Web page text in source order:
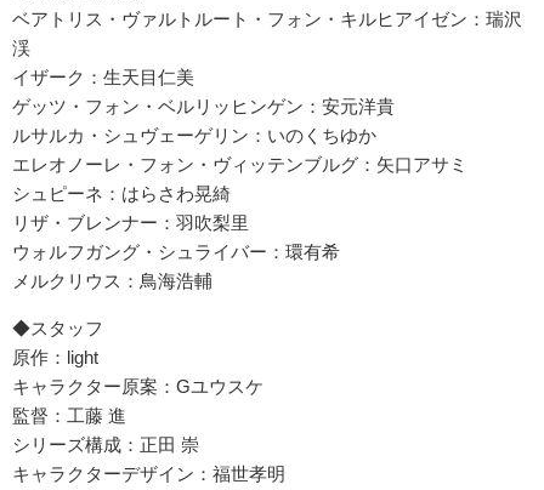
ベアトリス・ヴァルトルート・フォン・キルヒアイゼン：瑞沢
渓
イザーク：生天目仁美
ゲッツ・フォン・ベルリッヒンゲン：安元洋貴
ルサルカ・シュヴェーゲリン：いのくちゆか
エレオノーレ・フォン・ヴィッテンブルグ：矢口アサミ
シュピーネ：はらさわ晃綺
リザ・ブレンナー：羽吹梨里
ウォルフガング・シュライバー：環有希
メルクリウス：鳥海浩輔
◆スタッフ
原作：light
キャラクター原案：Gユウスケ
監督：工藤 進
シリーズ構成：正田 崇
キャラクターデザイン：福世孝明